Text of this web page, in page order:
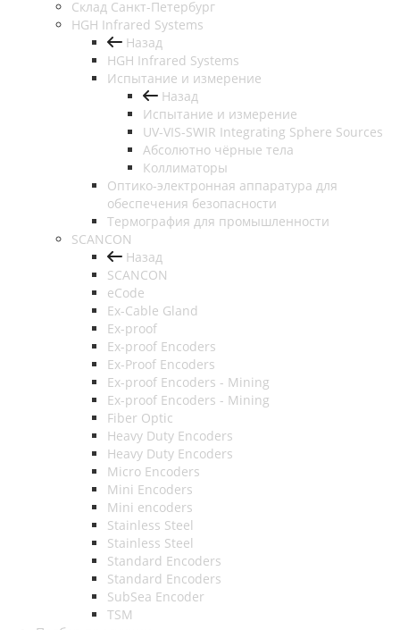
Cклад Санкт-Петербург
HGH Infrared Systems
Назад
HGH Infrared Systems
Испытание и измерение
Назад
Испытание и измерение
UV-VIS-SWIR Integrating Sphere Sources
Абсолютно чёрные тела
Коллиматоры
Оптико-электронная аппаратура для
обеспечения безопасности
Термография для промышленности
SCANCON
Назад
SCANCON
eCode
Ex-Cable Gland
Ex-proof
Ex-proof Encoders
Ex-Proof Encoders
Ex-proof Encoders - Mining
Ex-proof Encoders - Mining
Fiber Optic
Heavy Duty Encoders
Heavy Duty Encoders
Micro Encoders
Mini Encoders
Mini encoders
Stainless Steel
Stainless Steel
Standard Encoders
Standard Encoders
SubSea Encoder
TSM